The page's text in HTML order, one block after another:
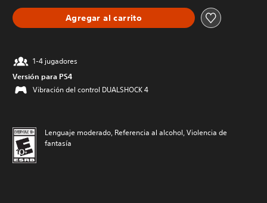
Agregar al carrito
1-4 jugadores
Versión para PS4
Vibración del control DUALSHOCK 4
Lenguaje moderado, Referencia al alcohol, Violencia de
fantasía